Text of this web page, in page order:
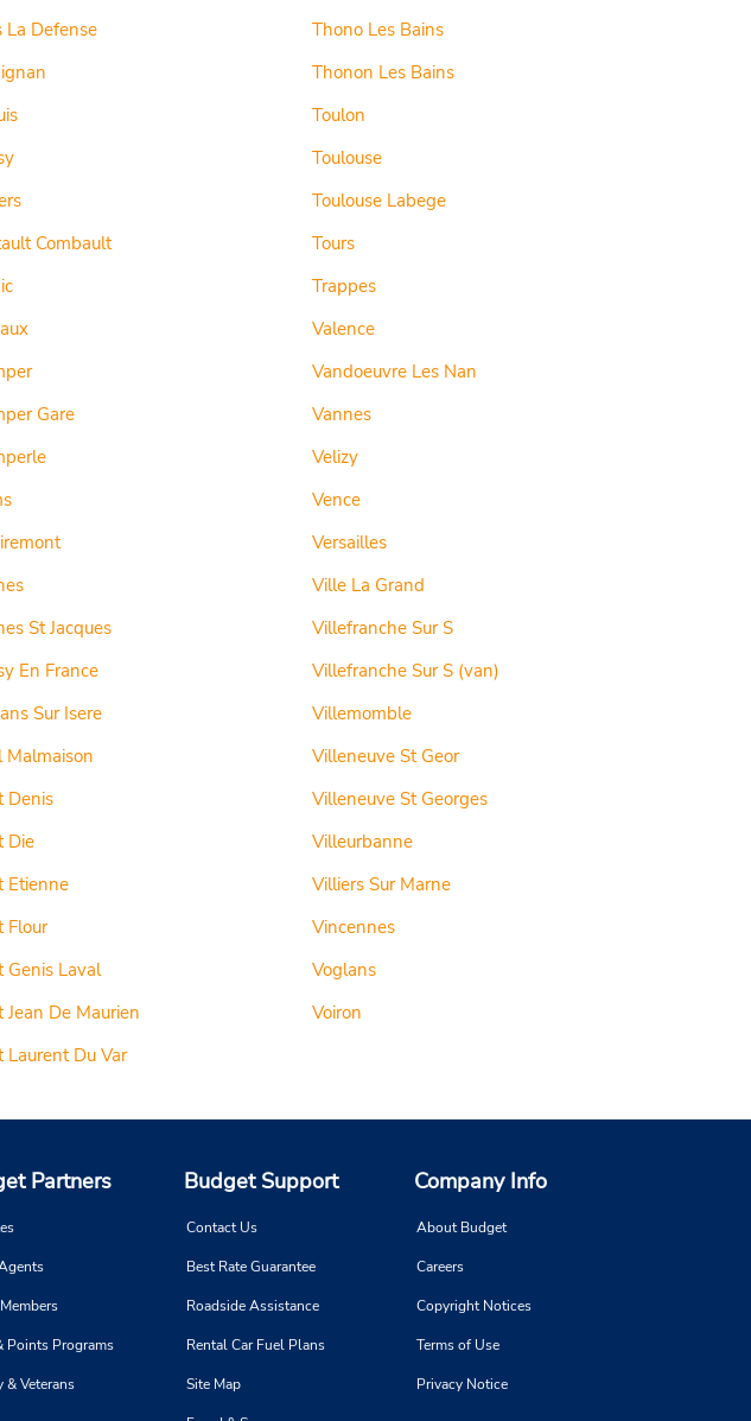
La Defense
Combault
Gare
St Jacques
En France
Sur Isere
Malmaison
Denis
Die
Etienne
Flour
Genis Laval
Jean De Maurien
Laurent Du Var
Thono Les Bains
Thonon Les Bains
Toulon
Toulouse
Toulouse Labege
Tours
Trappes
Valence
Vandoeuvre Les Nan
Vannes
Velizy
Vence
Versailles
Ville La Grand
Villefranche Sur S
Villefranche Sur S (van)
Villemomble
Villeneuve St Geor
Villeneuve St Georges
Villeurbanne
Villiers Sur Marne
Vincennes
Voglans
Voiron
Partners
Points Programs
& Veterans
Budget Support
Contact Us
Best Rate Guarantee
Roadside Assistance
Rental Car Fuel Plans
Site Map
Company Info
About Budget
Careers
Copyright Notices
Terms of Use
Privacy Notice